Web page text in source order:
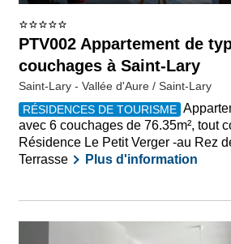
PTV002 Appartement de
couchages à Saint-Lary
Saint-Lary - Vallée d'Aure / Saint-Lary
RÉSIDENCES DE TOURISME
avec 6 couchages de 76.35m², tout
Résidence Le Petit Verger -au Rez
Terrasse
Plus d'information